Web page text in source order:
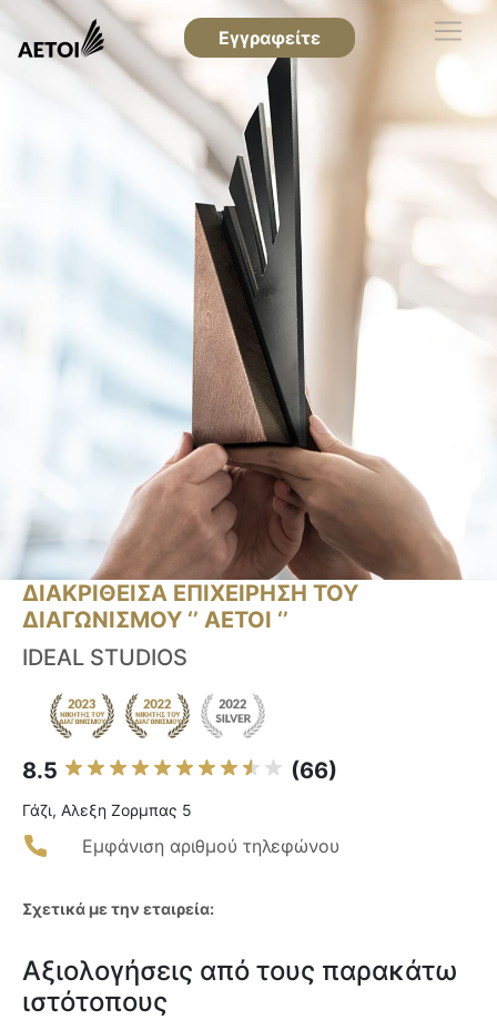
Εγγραφείτε
ΔΙΑΚΡΙΘΕΙΣΑ ΕΠΙΧΕΙΡΗΣΗ ΤΟΥ
ΔΙΑΓΩΝΙΣΜΟΥ ‘’ ΑΕΤΟΙ ‘’
IDEAL STUDIOS
8.5 (66)
Γάζι, Αλεξη Ζορμπας 5
Εμφάνιση αριθμού τηλεφώνου
Σχετικά με την εταιρεία:
Αξιολογήσεις από τους παρακάτω
ιστότοπους